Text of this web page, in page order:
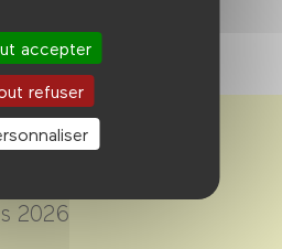
accepter
refuser
2026